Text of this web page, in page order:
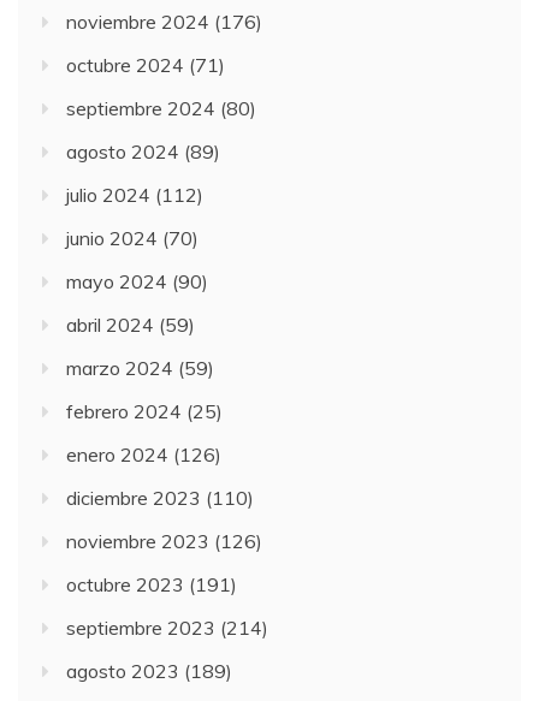
noviembre 2024 (176)
octubre 2024 (71)
septiembre 2024 (80)
agosto 2024 (89)
julio 2024 (112)
junio 2024 (70)
mayo 2024 (90)
abril 2024 (59)
marzo 2024 (59)
febrero 2024 (25)
enero 2024 (126)
diciembre 2023 (110)
noviembre 2023 (126)
octubre 2023 (191)
septiembre 2023 (214)
agosto 2023 (189)